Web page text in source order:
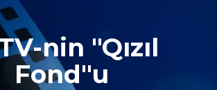
nin "Qızıl
Fond"u